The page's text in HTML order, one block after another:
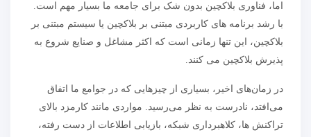
اما، فناوری بلاکچین بدون شک برای جامعه ما بسیار مهم است.
با رشد برنامه های کاربردی مبتنی بر بلاکچین یا سیستم مبتنی بر
بلاکچین، این تنها زمانی است که اکثر مشاغل و صنایع شروع به
پذیرش بلاکچین می کنند.
در زمان‌های اخیر، بسیاری از چیزهایی که در جوامع ما اتفاق
می‌افتد، نادرست به نظر می‌رسید. مواردی مانند کارمزد بالای
تراکنش ها، کلاهبرداری شبکه، بازیابی اطلاعات از دست رفته،